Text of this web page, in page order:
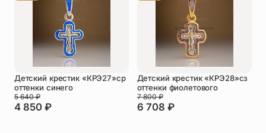
Детский крестик «КРЭ27»ср
оттенки синего
4 850 ₽
5 640₽
Детский крестик «КРЭ28»сз
оттенки фиолетового
6 708 ₽
7 800₽